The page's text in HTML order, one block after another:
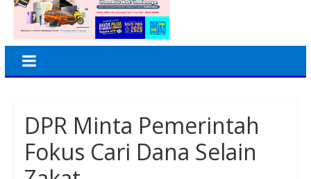
Satres PPAPPO Polres Karo Ringkus Pemuda
DPR Minta Pemerintah
Fokus Cari Dana Selain